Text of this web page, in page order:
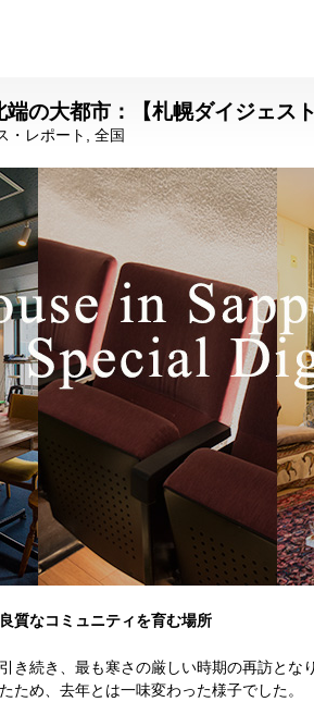
の大都市：【札幌ダイジェスト
・レポート 全国
質なコミュニティを育む場所
き続き、最も寒さの厳しい時期の再訪と
ため、去年とは一味変わった様子でした。